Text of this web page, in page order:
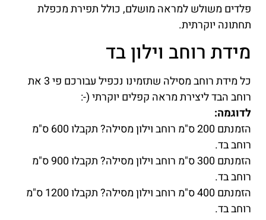
פלדים משולש למראה מושלם, כולל תפירת מכפלת
תחתונה יוקרתית.
מידת רוחב וילון בד
כל מידת רוחב מסילה שתזמינו נכפיל עבורכם פי 3 את
רוחב הבד ליצירת מראה קפלים יוקרתי (-:
לדוגמה:
הזמנתם 200 ס"מ רוחב וילון מסילה? תקבלו 600 ס"מ
רוחב בד.
הזמנתם 300 ס"מ רוחב וילון מסילה? תקבלו 900 ס"מ
רוחב בד.
הזמנתם 400 ס"מ רוחב וילון מסילה? תקבלו 1200 ס"מ
רוחב בד.